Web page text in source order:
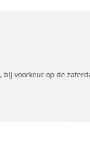
bij voorkeur op de